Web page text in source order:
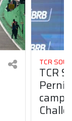
TCR
TCR